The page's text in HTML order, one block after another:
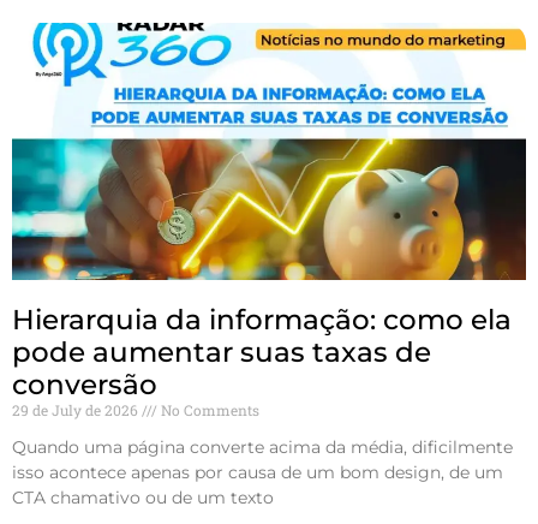
Hierarquia da informação: como ela
pode aumentar suas taxas de
conversão
29 de July de 2026 No Comments
Quando uma página converte acima da média, dificilmente
isso acontece apenas por causa de um bom design, de um
CTA chamativo ou de um texto